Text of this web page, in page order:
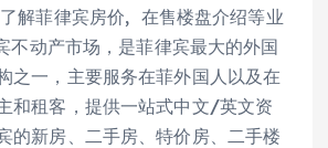
解菲律宾房价, 在售楼盘介绍等业
不动产市场，是菲律宾最大的外国
之一，主要服务在菲外国人以及在
和租客，提供一站式中文/英文资
的新房、二手房、特价房、二手楼